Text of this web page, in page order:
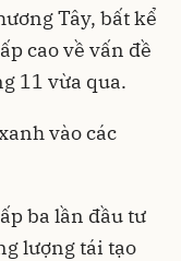
Tây, bất kể
cao về vấn đề
11 vừa qua.
vào các
ba lần đầu tư
lượng tái tạo